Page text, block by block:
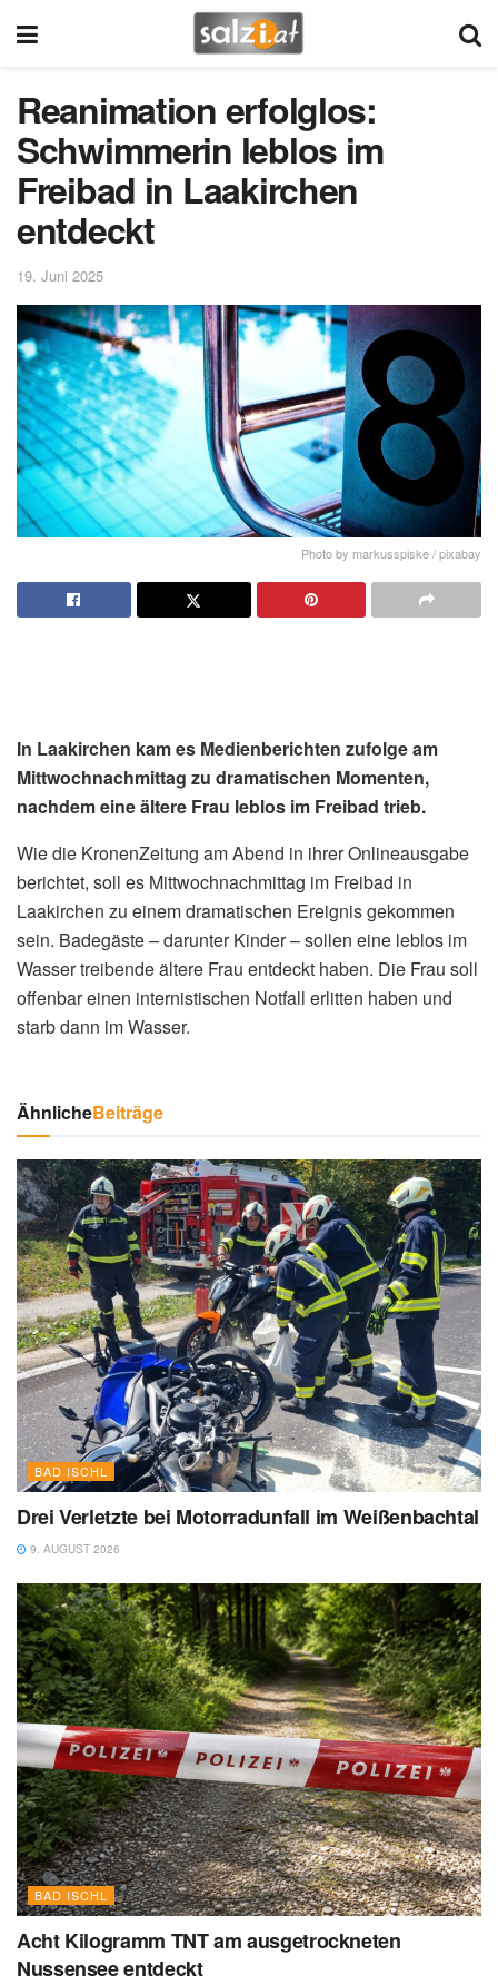
Reanimation erfolglos:
Schwimmerin leblos im
Freibad in Laakirchen
entdeckt
19. Juni 2025
Photo by markusspiske / pixabay
In Laakirchen kam es Medienberichten zufolge am
Mittwochnachmittag zu dramatischen Momenten,
nachdem eine ältere Frau leblos im Freibad trieb.
Wie die KronenZeitung am Abend in ihrer Onlineausgabe
berichtet, soll es Mittwochnachmittag im Freibad in
Laakirchen zu einem dramatischen Ereignis gekommen
sein. Badegäste – darunter Kinder – sollen eine leblos im
Wasser treibende ältere Frau entdeckt haben. Die Frau soll
offenbar einen internistischen Notfall erlitten haben und
starb dann im Wasser.
ÄhnlicheBeiträge
BAD ISCHL
Drei Verletzte bei Motorradunfall im Weißenbachtal
9. AUGUST 2026
BAD ISCHL
Acht Kilogramm TNT am ausgetrockneten
Nussensee entdeckt